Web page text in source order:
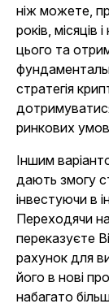
ніж можете,
років, місяців
цього та
стратегія
ринкових
Іншим
дають змогу
інвестуючи в
Переходячи
переказуєте
рахунок для
його в нові
набагато